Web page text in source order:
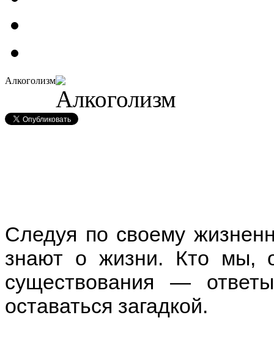
Алкоголизм
Следуя по своему
знают о жизни. Кто мы,
существования —
оставаться загадкой.